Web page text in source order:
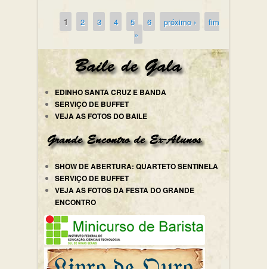
Páginas
1 2 3 4 5 6 próximo ›
fim
»
EDINHO SANTA CRUZ E BANDA
SERVIÇO DE BUFFET
VEJA AS FOTOS DO BAILE
SHOW DE ABERTURA: QUARTETO SENTINELA
SERVIÇO DE BUFFET
VEJA AS FOTOS DA FESTA DO GRANDE
ENCONTRO